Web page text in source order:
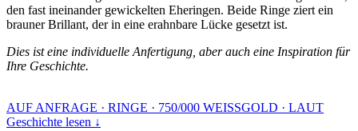
den fast ineinander gewickelten Eheringen. Beide Ringe ziert ein
brauner Brillant, der in eine erahnbare Lücke gesetzt ist.
Dies ist eine individuelle Anfertigung, aber auch eine Inspiration für
Ihre Geschichte.
AUF ANFRAGE · RINGE · 750/000 WEISSGOLD · LAUT
Geschichte lesen ↓